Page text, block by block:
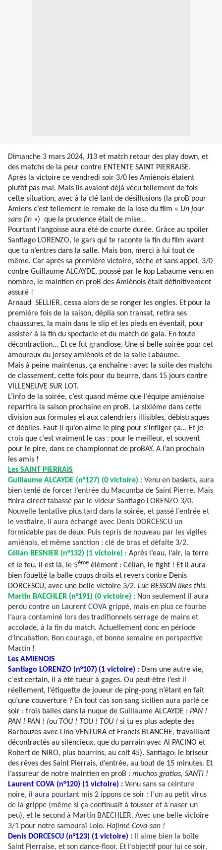
Dimanche 3 mars 2024, J13 et match retour des play down, et
des matchs de la peur contre ENTENTE SAINT PIERRAISE.
Après la victoire ce vendredi soir 3/0 les Amiénois étaient
plutôt pas mal. Mais ils avaient déjà vécu tellement de fois
cette situation, avec à la clé tant de désillusions (la proB pour
Amiens c’est tellement le remake de la lose du film « Un jour
sans fin ») que la prudence était de mise…
Pourtant l’angoisse aura été de courte durée. Grâce au spoiler
Santiago LORENZO, le gars qui te raconte la fin du film avant
que tu n’entres dans la salle. Mais bon, merci à lui tout de
même. Car après sa première victoire, sèche et sans appel, 3/0
contre Guillaume ALCAYDE, poussé par le kop Labaume venu en
nombre, le maintien en proB des Amiénois était définitivement
assuré !
Arnaud SELLIER, cessa alors de se ronger les ongles. Et pour la
première fois de la saison, déplia son transat, retira ses
chaussures, la main dans le slip et les pieds en éventail, pour
assister à la fin du spectacle et du match de gala. En toute
décontraction... Et ce fut grandiose. Une si belle soirée pour cet
amoureux du jersey amiénois et de la salle Labaume.
Mais à peine maintenus, ça enchaîne : avec la suite des matchs
de classement, cette fois pour du beurre, dans 15 jours contre
VILLENEUVE SUR LOT.
L’info de la soirée, c’est quand même que l’équipe amiénoise
repartira la saison prochaine en proB. La sixième dans cette
division aux formules et aux calendriers illisibles, débistraques
et débiles. Faut-il qu’on aime le ping pour s’infliger ça... Et je
crois que c’est vraiment le cas : pour le meilleur, et souvent
pour le pire, dans ce championnat de proBAY. A l’an prochain
les amis !
Les SAINT PIERRAIS
Guillaume ALCAYDE (n°127) (0 victoire) : Venu en baskets, aura
bien tenté de forcer l’entrée du Macumba de Saint Pierre. Mais
finira direct tabassé par le videur Santiago LORENZO 3/0.
Nouvelle tentative plus tard dans la soirée, et passé l’entrée et
le vestiaire, il aura échangé avec Denis DORCESCU un
formidable pas de deux. Puis repris de nouveau par les vigiles
amiénois, et même sanction : clé de bras et défaite 3/2.
Célian BESNIER (n°132) (1 victoire) : Après l’eau, l’air, la terre
et le feu, il est là, le 5ème élément : Célian, le fight ! Et il aura
bien fouetté la balle coups droits et revers contre Denis
DORCESCU, avec une belle victoire 3/2. Luc BESSON likes this.
Martin BAECHLER (n°191) (0 victoire) : Non seulement il aura
perdu contre un Laurent COVA grippé, mais en plus ce fourbe
l’aura contaminé lors des traditionnels serrage de mains et
accolade, à la fin du match. Actuellement donc en période
d’incubation. Bon courage, et bonne semaine en perspective
Martin !
Les AMIENOIS
Santiago LORENZO (n°107) (1 victoire) : Dans une autre vie,
c'est certain, il a été tueur à gages. Ou peut-être l’est il
réellement, l’étiquette de joueur de ping-pong n’étant en fait
qu’une couverture ? En tout cas son sang sicilien aura parlé ce
soir : trois balles dans la nuque de Guillaume ALCAYDE : PAN !
PAN ! PAN ! (ou TOU ! TOU ! TOU ! si tu es plus adepte des
Barbouzes avec Lino VENTURA et Francis BLANCHE, travaillant
décontractés au silencieux, que du parrain avec Al PACINO et
Robert de NIRO, plus bourrins, au colt 45). Santiago: le briseur
des rêves des Saint Pierrais, d’entrée, au bout de 15 minutes. Et
l’assureur de notre maintien en proB : muchos gratias, SANTI !
Laurent COVA (n°120) (1 victoire) : Venu sans sa ceinture
noire, il aura pourtant mis 2 ippons ce soir : l’un au petit virus
de la grippe (même si ça continuait à tousser et à naser un
peu), et le second à Martin BAECHLER. Avec une belle victoire
3/1 pour notre samouraï Lolo. Hajimé Cova-san !
Denis DORCESCU (n°123) (1 victoire) :
Il aime bien la boîte
Saint Pierraise, et son dance-floor. Et l’objectif pour lui ce soir,